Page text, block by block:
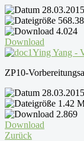
28.03.2015
4.024
Download
Ying Yang -
ZP10-
28.03.2015
1.42
2.869
Download
Zurück